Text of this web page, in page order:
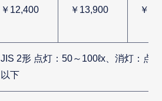
￥12,400 ￥13,900 ￥
JIS 2形 点灯：50～100ℓx、消灯：点
以下